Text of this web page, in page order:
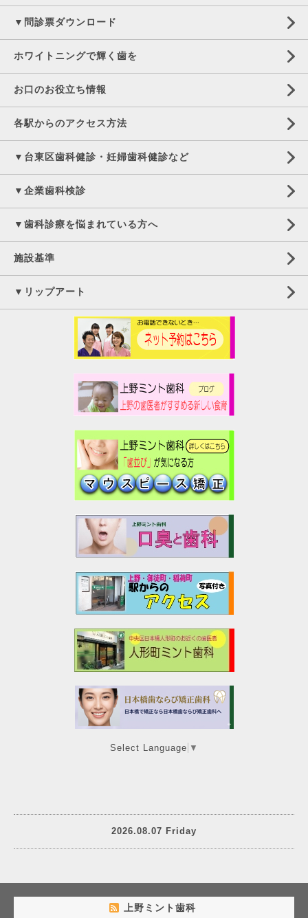
▼問診票ダウンロード
ホワイトニングで輝く歯を
お口のお役立ち情報
各駅からのアクセス方法
▼台東区歯科健診・妊婦歯科健診など
▼企業歯科検診
▼歯科診療を悩まれている方へ
施設基準
▼リップアート
Select Language ▼
2026.08.07 Friday
上野ミント歯科